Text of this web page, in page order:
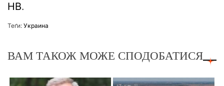
НВ.
Теґи: Украина
ВАМ ТАКОЖ МОЖЕ СПОДОБАТИСЯ